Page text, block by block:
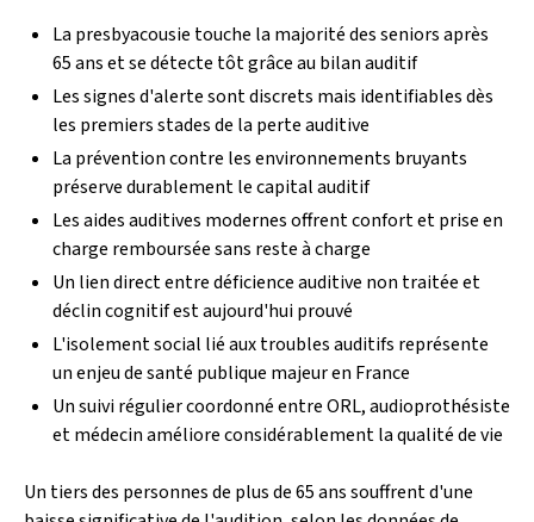
La presbyacousie touche la majorité des seniors après
65 ans et se détecte tôt grâce au bilan auditif
Les signes d'alerte sont discrets mais identifiables dès
les premiers stades de la perte auditive
La prévention contre les environnements bruyants
préserve durablement le capital auditif
Les aides auditives modernes offrent confort et prise en
charge remboursée sans reste à charge
Un lien direct entre déficience auditive non traitée et
déclin cognitif est aujourd'hui prouvé
L'isolement social lié aux troubles auditifs représente
un enjeu de santé publique majeur en France
Un suivi régulier coordonné entre ORL, audioprothésiste
et médecin améliore considérablement la qualité de vie
Un tiers des personnes de plus de 65 ans souffrent d'une